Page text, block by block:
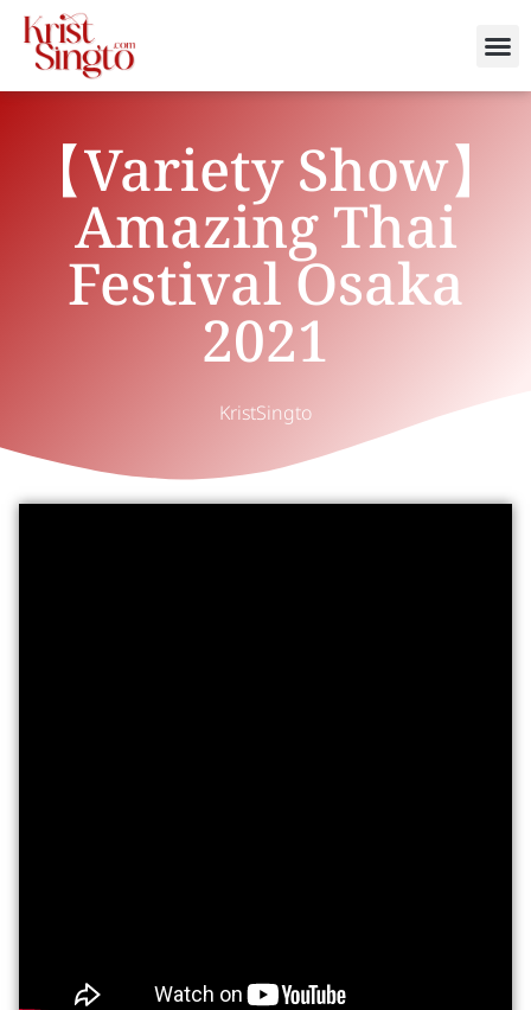
【Variety Show】
Amazing Thai
Festival Osaka
2021
KristSingto